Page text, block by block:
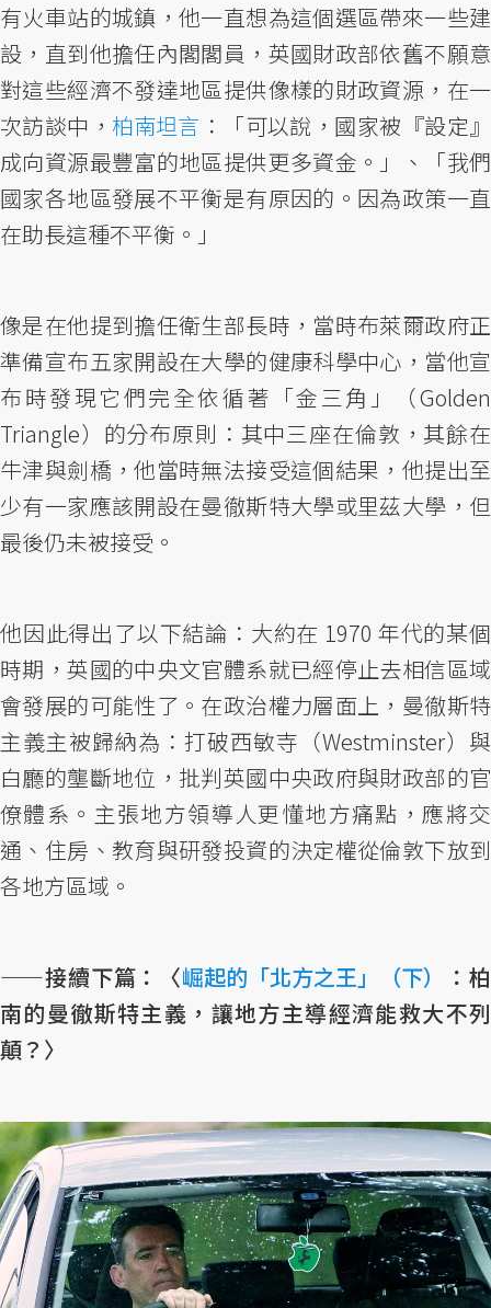
有火車站的城鎮，他一直想為這個選區帶來一些建
設，直到他擔任內閣閣員，英國財政部依舊不願意
對這些經濟不發達地區提供像樣的財政資源，在一
次訪談中， 柏南坦言 ：「可以說，國家被『設定』
成向資源最豐富的地區提供更多資金。」、「我們
國家各地區發展不平衡是有原因的。因為政策一直
在助長這種不平衡。」
像是在他提到擔任衛生部長時，當時布萊爾政府正
準備宣布五家開設在大學的健康科學中心，當他宣
布時發現它們完全依循著「金三角」（Golden
Triangle）的分布原則：其中三座在倫敦，其餘在
牛津與劍橋，他當時無法接受這個結果，他提出至
少有一家應該開設在曼徹斯特大學或里茲大學，但
最後仍未被接受。
他因此得出了以下結論：大約在 1970 年代的某個
時期，英國的中央文官體系就已經停止去相信區域
會發展的可能性了。在政治權力層面上，曼徹斯特
主義主被歸納為：打破西敏寺（Westminster）與
白廳的壟斷地位，批判英國中央政府與財政部的官
僚體系。主張地方領導人更懂地方痛點，應將交
通、住房、教育與研發投資的決定權從倫敦下放到
各地方區域。
——接續下篇：〈崛起的「北方之王」（下）
：柏
南的曼徹斯特主義，讓地方主導經濟能救大不列
顛？〉